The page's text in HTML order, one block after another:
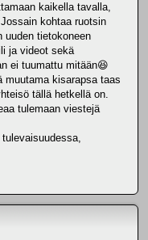
kaikella tavalla,
kohtaa ruotsin
uuden tietokoneen
ja videot sekä
ei tuumattu mitään😆
muutama kisarapsa taas
tällä hetkellä on.
tulemaan viestejä